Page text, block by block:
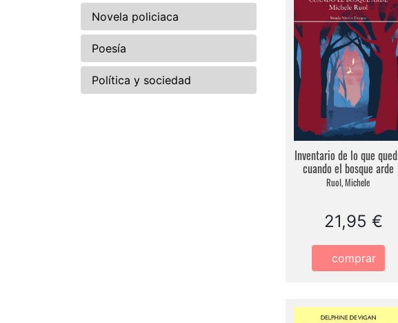
Novela policiaca
Poesía
Política y sociedad
Inventario de lo que
cuando el bosque arde
Ruol, Michele
21,95 €
comprar